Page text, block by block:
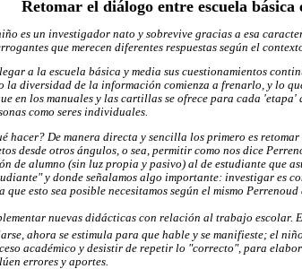
Retomar el diálogo entre escuela básica
es un investigador nato y sobrevive gracias a esa
que merecen diferentes respuestas según el
a la escuela básica y media sus cuestionamientos
la diversidad de la información comienza a frenarlo, y lo
en los manuales y las cartillas se ofrece para cada
como seres individuales.
hacer? De manera directa y sencilla los primero es
desde otros ángulos, o sea, permitir como nos dice
de alumno (sin luz propia y pasivo) al de estudiante que
y donde señalamos algo importante: investigar es
que esto sea posible necesitamos según el mismo Perrenoud
nuevas didácticas con relación al trabajo escolar.
ahora se estimula para que hable y se manifieste; el
académico y desistir de repetir lo "correcto", para
errores y aportes.